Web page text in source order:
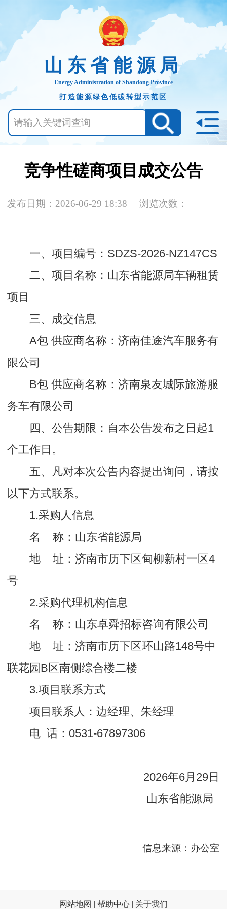
山东省能源局
Energy Administration of Shandong Province
打造能源绿色低碳转型示范区
竞争性磋商项目成交公告
发布日期：2026-06-29 18:38 浏览次数：
一、项目编号：SDZS-2026-NZ147CS
二、项目名称：山东省能源局车辆租赁
项目
三、成交信息
A包 供应商名称：济南佳途汽车服务有
限公司
B包 供应商名称：济南泉友城际旅游服
务车有限公司
四、公告期限：自本公告发布之日起1
个工作日。
五、凡对本次公告内容提出询问，请按
以下方式联系。
1.采购人信息
名 称：山东省能源局
地 址：济南市历下区甸柳新村一区4
号
2.采购代理机构信息
名 称：山东卓舜招标咨询有限公司
地 址：济南市历下区环山路148号中
联花园B区南侧综合楼二楼
3.项目联系方式
项目联系人：边经理、朱经理
电 话：0531-67897306
2026年6月29日
山东省能源局
信息来源：办公室
网站地图 | 帮助中心 | 关于我们